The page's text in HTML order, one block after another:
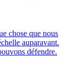
chose que nous
auparavant.
défendre.